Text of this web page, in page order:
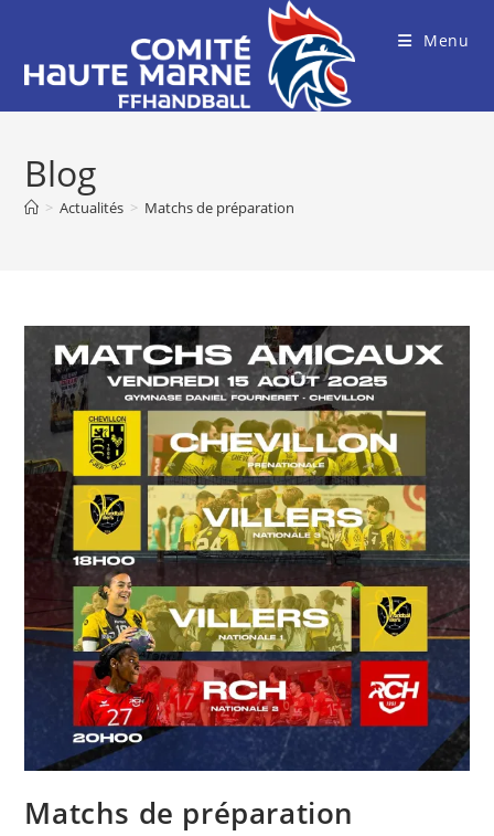
content
Menu
Blog
> Actualités > Matchs de préparation
Matchs de préparation